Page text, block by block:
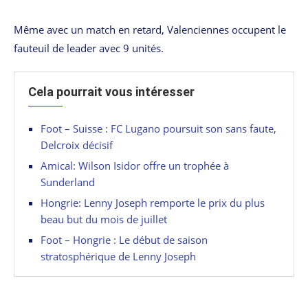
Même avec un match en retard, Valenciennes occupent le
fauteuil de leader avec 9 unités.
Cela pourrait vous intéresser
Foot – Suisse : FC Lugano poursuit son sans faute,
Delcroix décisif
Amical: Wilson Isidor offre un trophée à
Sunderland
Hongrie: Lenny Joseph remporte le prix du plus
beau but du mois de juillet
Foot – Hongrie : Le début de saison
stratosphérique de Lenny Joseph